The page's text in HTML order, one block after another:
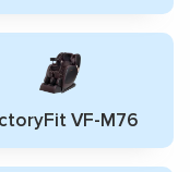
VF-M76